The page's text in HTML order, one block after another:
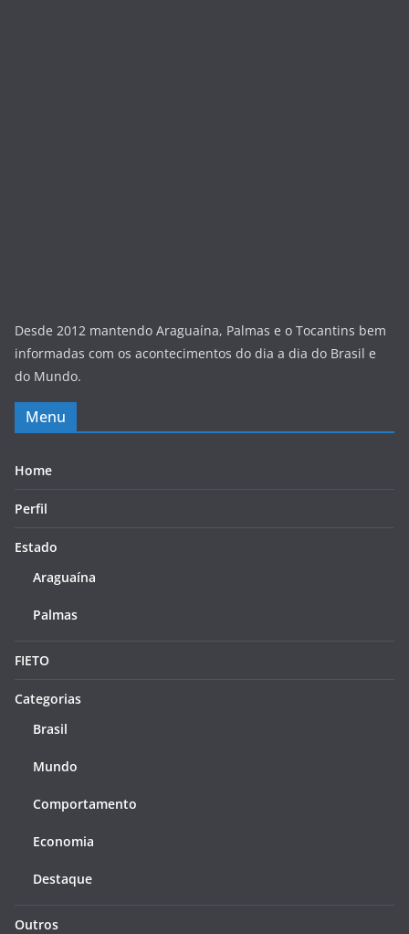
Desde 2012 mantendo Araguaína, Palmas e o Tocantins bem
informadas com os acontecimentos do dia a dia do Brasil e
do Mundo.
Menu
Home
Perfil
Estado
Araguaína
Palmas
FIETO
Categorias
Brasil
Mundo
Comportamento
Economia
Destaque
Outros